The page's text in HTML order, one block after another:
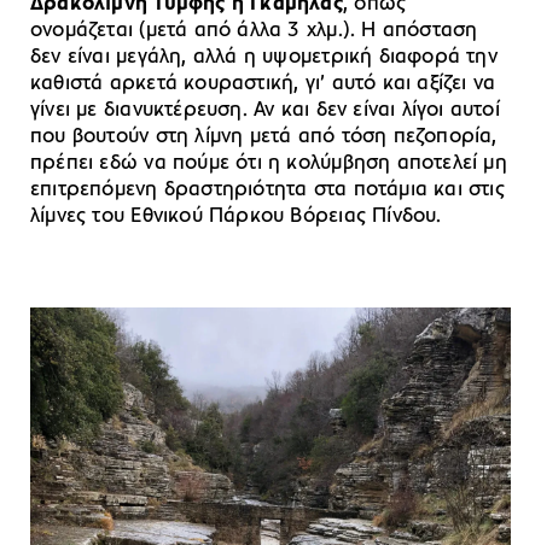
ονομάζεται (μετά από άλλα 3 χλμ.). Η απόσταση
δεν είναι μεγάλη, αλλά η υψομετρική διαφορά την
καθιστά αρκετά κουραστική, γι’ αυτό και αξίζει να
γίνει με διανυκτέρευση. Αν και δεν είναι λίγοι αυτοί
που βουτούν στη λίμνη μετά από τόση πεζοπορία,
πρέπει εδώ να πούμε ότι η κολύμβηση αποτελεί μη
επιτρεπόμενη δραστηριότητα στα ποτάμια και στις
λίμνες του Εθνικού Πάρκου Βόρειας Πίνδου.